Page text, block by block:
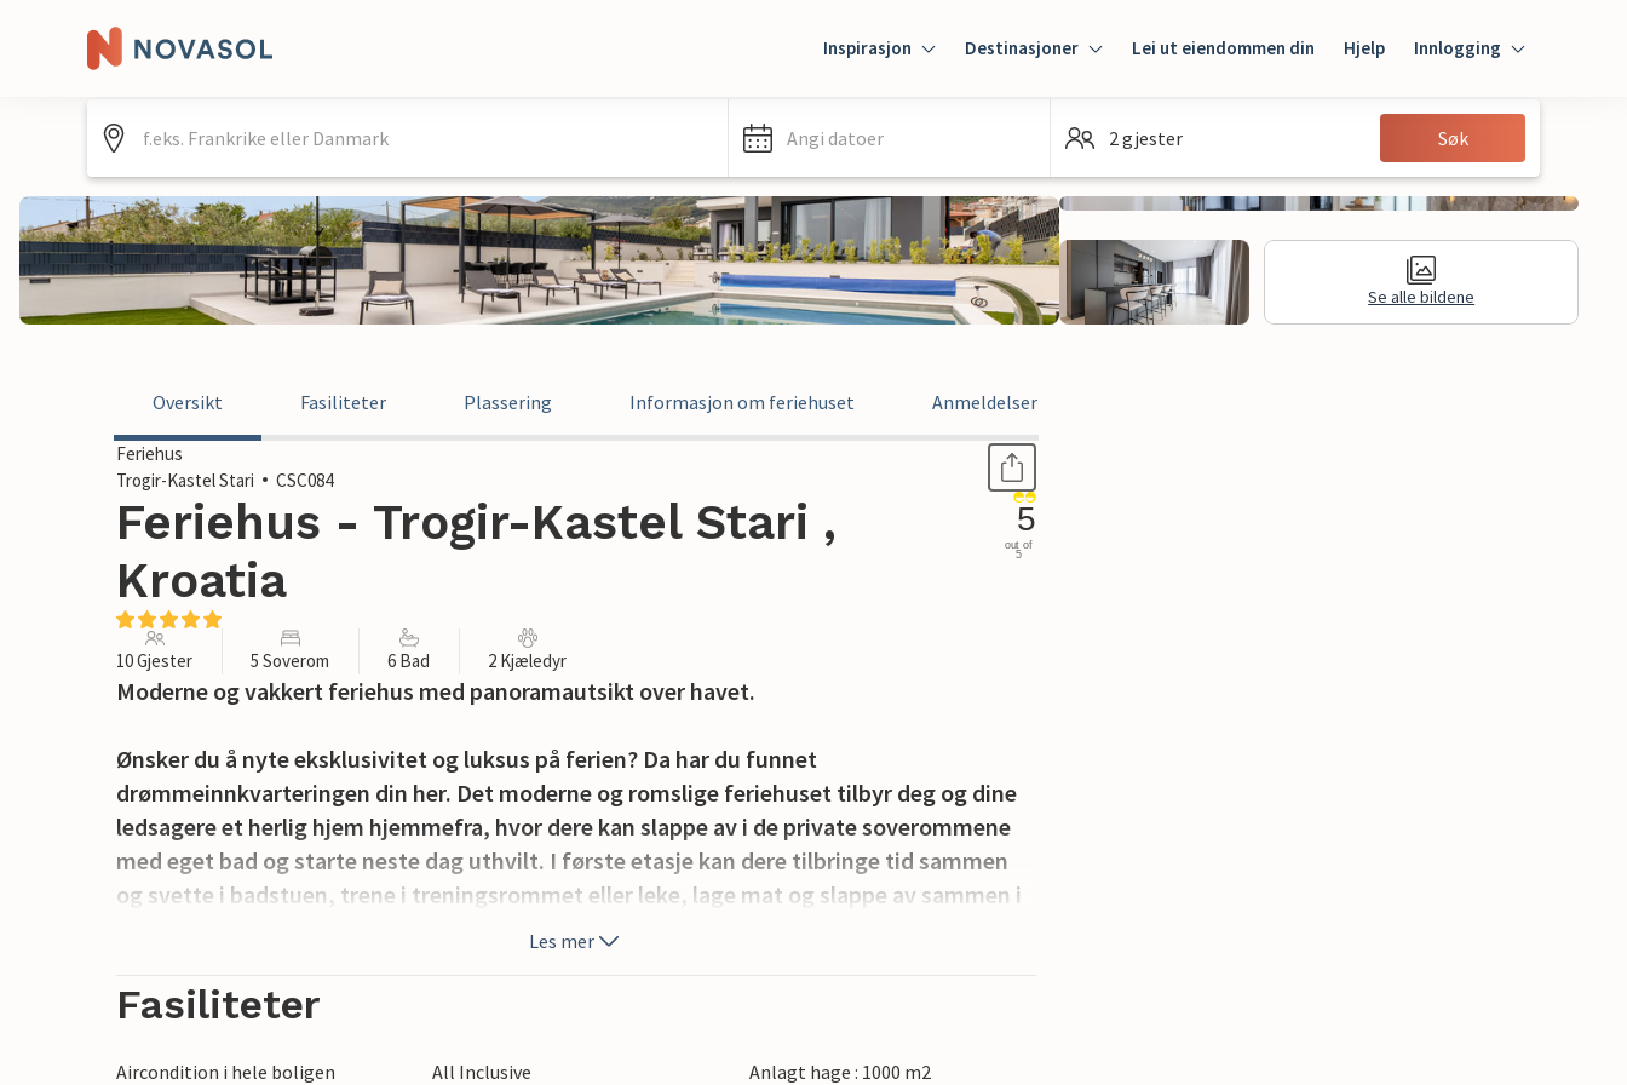
Inspirasjon Destinasjoner Lei ut eiendommen din Hjelp Innlogging
Innlogging
Gjest
Angi datoer 2 gjester Søk
Se alle bildene
Oversikt Fasiliteter Plassering Informasjon om feriehuset Anmeldelser
Feriehus
Trogir-Kastel Stari
CSC084
Feriehus - Trogir-Kastel Stari ,
Kroatia
5
out of
5
10 Gjester 5 Soverom 6 Bad 2 Kjæledyr
Moderne og vakkert feriehus med panoramautsikt over havet.
Ønsker du å nyte eksklusivitet og luksus på ferien? Da har du funnet
drømmeinnkvarteringen din her. Det moderne og romslige feriehuset tilbyr deg og dine
ledsagere et herlig hjem hjemmefra, hvor dere kan slappe av i de private soverommene
med eget bad og starte neste dag uthvilt. I første etasje kan dere tilbringe tid sammen
og svette i badstuen, trene i treningsrommet eller leke, lage mat og slappe av sammen i
Det fantastiske uteområdet ønsker deg velkommen med en stor terrasse med et
samtidig gir deg en fantastisk utsikt over havet.
Les mer
Fasiliteter
Aircondition i hele boligen All Inclusive
Anlagt hage : 1000 m2